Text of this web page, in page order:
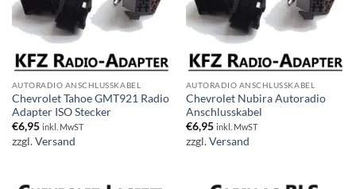
AUTORADIO ANSCHLUSSKABEL
Chevrolet Tahoe GMT921 Radio
Adapter ISO Stecker
€6,95 inkl. MwST
zzgl.Versand
AUTORADIO ANSCHLUSSKABEL
Chevrolet Nubira Autoradio
Anschlusskabel
€6,95 inkl. MwST
zzgl.Versand